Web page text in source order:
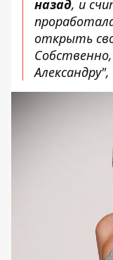
назад, и
открыть